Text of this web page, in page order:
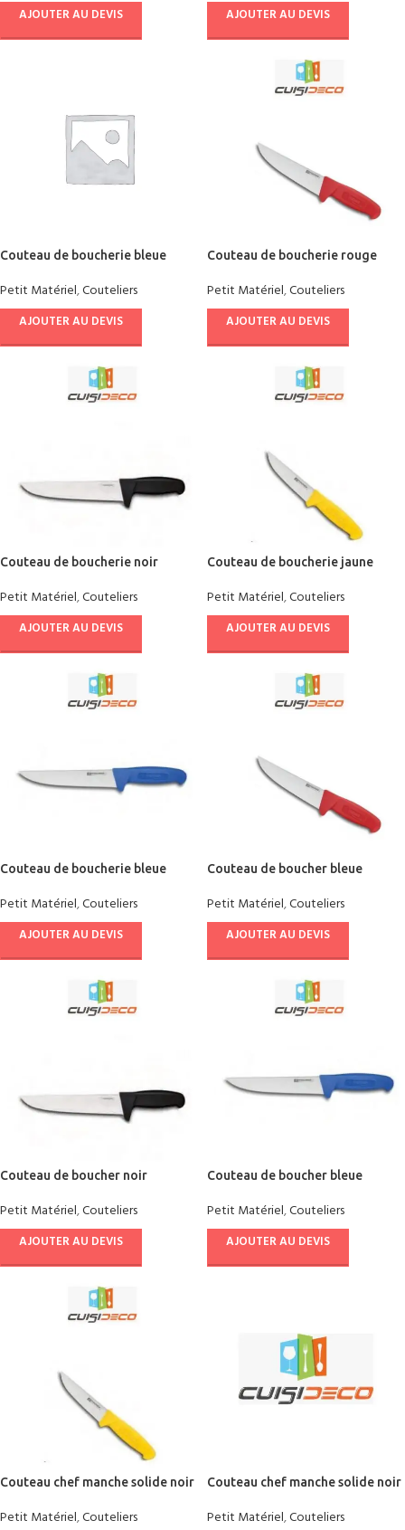
AJOUTER AU DEVIS AJOUTER AU DEVIS
Couteau de boucherie bleue
Petit Matériel,Couteliers
AJOUTER AU DEVIS
Couteau de boucherie rouge
Petit Matériel,Couteliers
AJOUTER AU DEVIS
Couteau de boucherie noir
Petit Matériel,Couteliers
AJOUTER AU DEVIS
Couteau de boucherie jaune
Petit Matériel,Couteliers
AJOUTER AU DEVIS
Couteau de boucherie bleue
Petit Matériel,Couteliers
AJOUTER AU DEVIS
Couteau de boucher bleue
Petit Matériel,Couteliers
AJOUTER AU DEVIS
Couteau de boucher noir
Petit Matériel,Couteliers
AJOUTER AU DEVIS
Couteau de boucher bleue
Petit Matériel,Couteliers
AJOUTER AU DEVIS
Couteau chef manche solide noir
Petit Matériel,Couteliers
Couteau chef manche solide noir
Petit Matériel,Couteliers